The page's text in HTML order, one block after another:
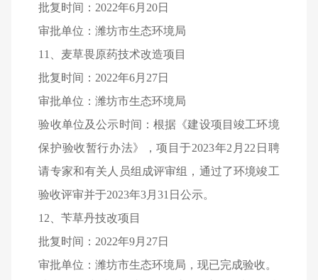
批复时间：2022年6月20日
审批单位：潍坊市生态环境局
11
、麦草畏原药技术改造项目
批复时间：2022年6月27日
审批单位：潍坊市生态环境局
验收单位及公示时间：根据《建设项目竣工环境
保护验收暂行办法》，项目于2023年2月22日聘
请专家和有关人员组成评审组，通过了环境竣工
验收评审并于2023年3月31日公示。
12 、苄草丹技改项目
批复时间：2022年9月27日
审批单位：潍坊市生态环境局，现已完成验收。